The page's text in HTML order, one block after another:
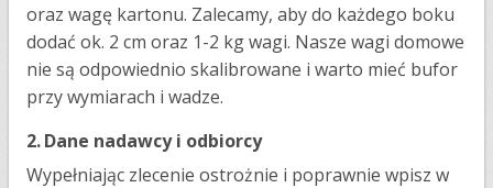
oraz wagę kartonu. Zalecamy, aby do każdego boku
dodać ok. 2 cm oraz 1-2 kg wagi. Nasze wagi domowe
nie są odpowiednio skalibrowane i warto mieć bufor
przy wymiarach i wadze.
2.Dane nadawcy i odbiorcy
Wypełniając zlecenie ostrożnie i poprawnie wpisz w